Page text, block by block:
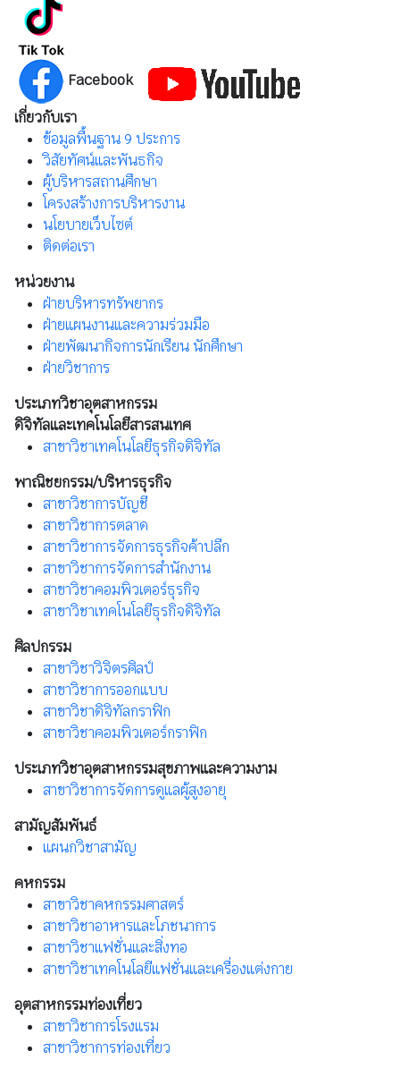
Facebook
เกี่ยวกับเรา
ข้อมูลพื้นฐาน 9 ประการ
วิสัยทัศน์และพันธกิจ
ผู้บริหารสถานศึกษา
โครงสร้างการบริหารงาน
นโยบายเว็บไซต์
ติดต่อเรา
หน่วยงาน
ฝ่ายบริหารทรัพยากร
ฝ่ายแผนงานและความร่วมมือ
ฝ่ายพัฒนากิจการนักเรียน นักศึกษา
ฝ่ายวิชาการ
ประเภทวิชาอุตสาหกรรม
ดิจิทัลและเทคโนโลยีสารสนเทศ
สาขาวิชาเทคโนโลยีธุรกิจดิจิทัล
พาณิชยกรรม/บริหารธุรกิจ
สาขาวิชาการบัญชี
สาขาวิชาการตลาด
สาขาวิชาการจัดการธุรกิจค้าปลีก
สาขาวิชาการจัดการสำนักงาน
สาขาวิชาคอมพิวเตอร์ธุรกิจ
สาขาวิชาเทคโนโลยีธุรกิจดิจิทัล
ศิลปกรรม
สาขาวิชาวิจิตรศิลป์
สาขาวิชาการออกแบบ
สาขาวิชาดิจิทัลกราฟิก
สาขาวิชาคอมพิวเตอร์กราฟิก
ประเภทวิชาอุตสาหกรรมสุขภาพและความงาม
สาขาวิชาการจัดการดูแลผู้สูงอายุ
สามัญสัมพันธ์
แผนกวิชาสามัญ
คหกรรม
สาขาวิชาคหกรรมศาสตร์
สาขาวิชาอาหารและโภชนาการ
สาขาวิชาแฟชั่นและสิ่งทอ
สาขาวิชาเทคโนโลยีแฟชั่นและเครื่องแต่งกาย
อุตสาหกรรมท่องเที่ยว
สาขาวิชาการโรงแรม
สาขาวิชาการท่องเที่ยว